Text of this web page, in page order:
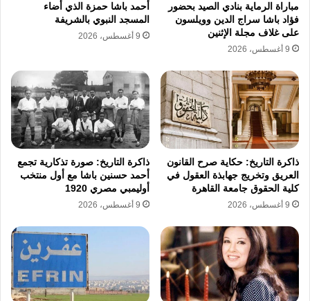
إلى محافظة حمص أو منطقة تلكلخ لأسباب تتعلق
بتعقيدات أوراق الإقامة والعمل الرسمية في ظل
استمرارية بقائهم في الأراضي اللبنانية،
تشير التقارير الإحصائية إلى أن حجم العودة خلال
العام الماضي تجاوز نصف مليون شخص وفق
بيانات وزارة الشؤون الاجتماعية اللبنانية، وتوضح
تقديرات المفوضية السامية للأمم المتحدة لشؤون
بين 716 ألفا و825 ألف لاجئ سوري، وتعكس هذه
الأرقام الضخمة حجم الضغط الديموغرافي
والسياسي الواقع على المناطق الحدودية مع تزايد
مباراة الرماية بنادي الصيد بحضور
فؤاد باشا سراج الدين وويلسون
على غلاف مجلة الإثنين
9 أغسطس، 2026
أحمد باشا حمزة الذي أضاء
المسجد النبوي بالشريفة
9 أغسطس، 2026
ذاكرة التاريخ: حكاية صرح القانون
العريق وتخريج جهابذة العقول في
كلية الحقوق جامعة القاهرة
9 أغسطس، 2026
ذاكرة التاريخ: صورة تذكارية تجمع
أحمد حسنين باشا مع أول منتخب
أوليمبي مصري 1920
9 أغسطس، 2026